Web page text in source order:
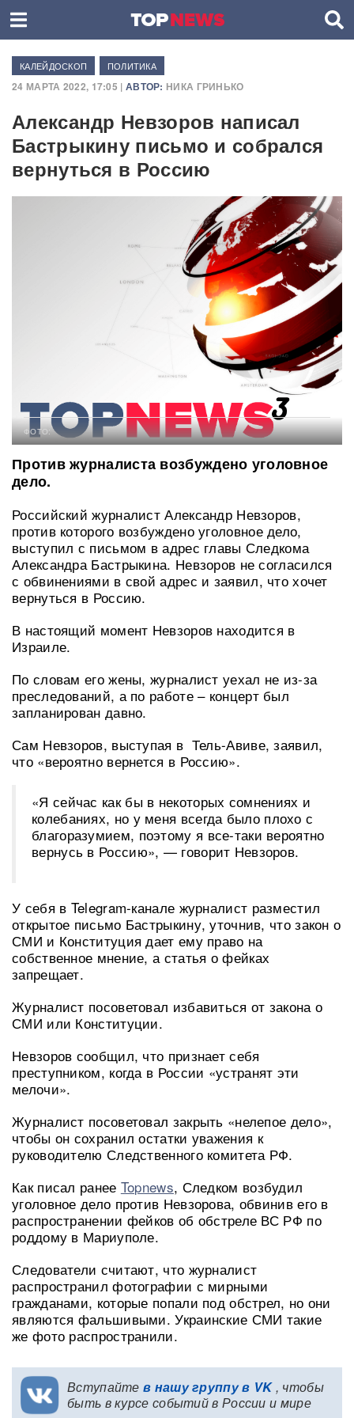
КАЛЕЙДОСКОП ПОЛИТИКА
24 МАРТА 2022, 17:05 | АВТОР: НИКА ГРИНЬКО
Александр Невзоров написал
Бастрыкину письмо и собрался
вернуться в Россию
ФОТО:
Против журналиста возбуждено уголовное
дело.
Российский журналист Александр Невзоров,
против которого возбуждено уголовное дело,
выступил с письмом в адрес главы Следкома
Александра Бастрыкина. Невзоров не согласился
с обвинениями в свой адрес и заявил, что хочет
вернуться в Россию.
В настоящий момент Невзоров находится в
Израиле.
По словам его жены, журналист уехал не из-за
преследований, а по работе – концерт был
запланирован давно.
Сам Невзоров, выступая в Тель-Авиве, заявил,
что «вероятно вернется в Россию».
«Я сейчас как бы в некоторых сомнениях и
колебаниях, но у меня всегда было плохо с
благоразумием, поэтому я все-таки вероятно
вернусь в Россию», — говорит Невзоров.
У себя в Telegram-канале журналист разместил
открытое письмо Бастрыкину, уточнив, что закон о
СМИ и Конституция дает ему право на
собственное мнение, а статья о фейках
запрещает.
Журналист посоветовал избавиться от закона о
СМИ или Конституции.
Невзоров сообщил, что признает себя
преступником, когда в России «устранят эти
мелочи».
Журналист посоветовал закрыть «нелепое дело»,
чтобы он сохранил остатки уважения к
руководителю Следственного комитета РФ.
Как писал ранее Topnews, Следком возбудил
уголовное дело против Невзорова, обвинив его в
распространении фейков об обстреле ВС РФ по
роддому в Мариуполе.
Следователи считают, что журналист
распространил фотографии с мирными
гражданами, которые попали под обстрел, но они
являются фальшивыми. Украинские СМИ такие
же фото распространили.
Вступайте в нашу группу в VK, чтобы
быть в курсе событий в России и мире